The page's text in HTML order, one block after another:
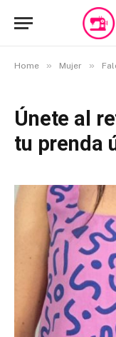
Home » Mujer »
Únete al
tu prenda